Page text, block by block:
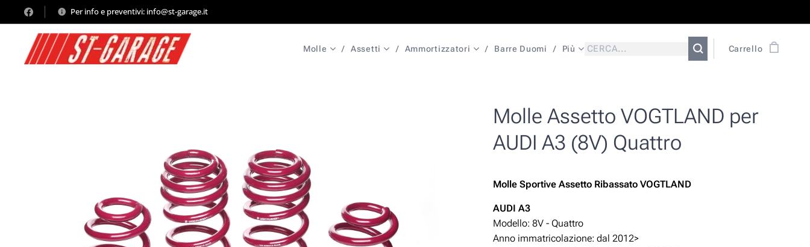
Per info e preventivi: info@st-garage.it
Molle Assetti Ammortizzatori Barre Duomi Più Carrello
Molle Assetto VOGTLAND per
AUDI A3 (8V) Quattro
Molle Sportive Assetto Ribassato VOGTLAND
AUDI A3
Modello: 8V - Quattro
Anno immatricolazione: dal 2012>